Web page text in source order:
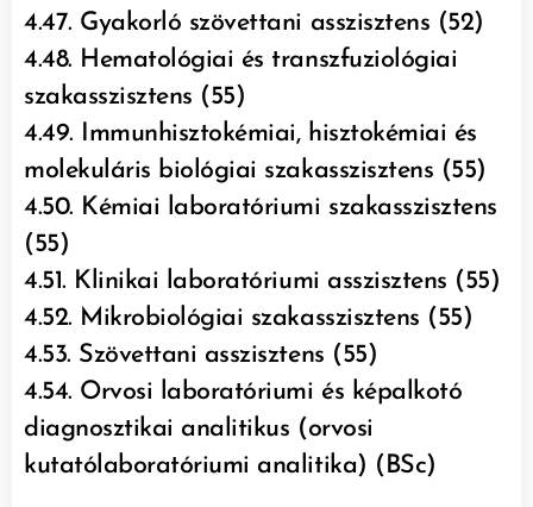
4.47. Gyakorló szövettani asszisztens (52)
4.48. Hematológiai és transzfuziológiai
szakasszisztens (55)
4.49. Immunhisztokémiai, hisztokémiai és
molekuláris biológiai szakasszisztens (55)
4.50. Kémiai laboratóriumi szakasszisztens
(55)
4.51. Klinikai laboratóriumi asszisztens (55)
4.52. Mikrobiológiai szakasszisztens (55)
4.53. Szövettani asszisztens (55)
4.54. Orvosi laboratóriumi és képalkotó
diagnosztikai analitikus (orvosi
kutatólaboratóriumi analitika) (BSc)